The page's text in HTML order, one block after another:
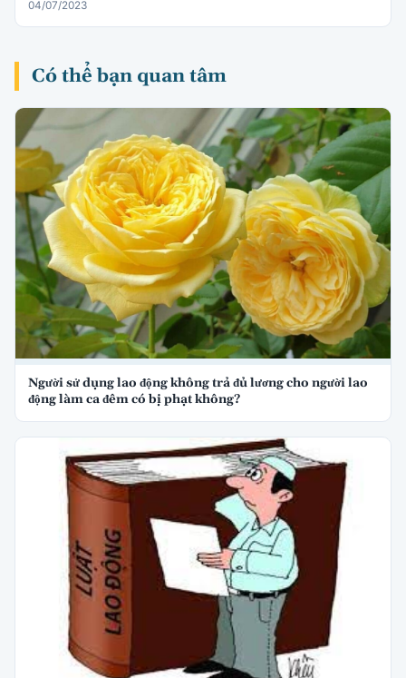
04/07/2023
Có thể bạn quan tâm
Người sử dụng lao động không trả đủ lương cho người lao
động làm ca đêm có bị phạt không?